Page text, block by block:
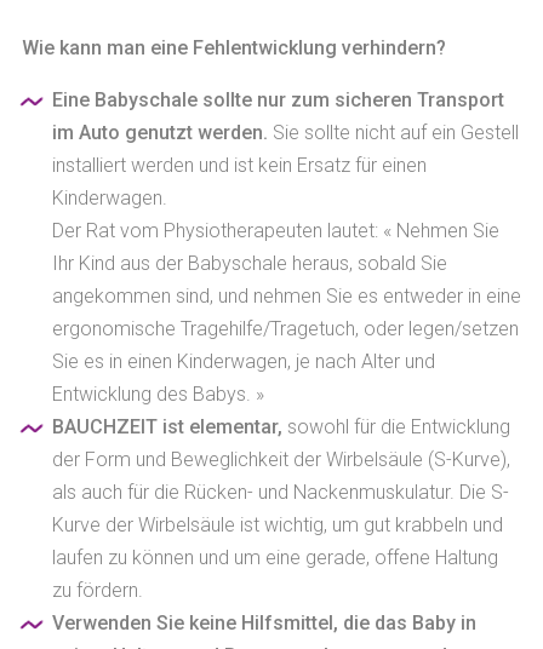
Wie kann man eine Fehlentwicklung verhindern?
Eine Babyschale sollte nur zum sicheren Transport
im Auto genutzt werden. Sie sollte nicht auf ein Gestell
installiert werden und ist kein Ersatz für einen
Kinderwagen.
Der Rat vom Physiotherapeuten lautet: « Nehmen Sie
Ihr Kind aus der Babyschale heraus, sobald Sie
angekommen sind, und nehmen Sie es entweder in eine
ergonomische Tragehilfe/Tragetuch, oder legen/setzen
Sie es in einen Kinderwagen, je nach Alter und
Entwicklung des Babys. »
BAUCHZEIT ist elementar, sowohl für die Entwicklung
der Form und Beweglichkeit der Wirbelsäule (S-Kurve),
als auch für die Rücken- und Nackenmuskulatur. Die S-
Kurve der Wirbelsäule ist wichtig, um gut krabbeln und
laufen zu können und um eine gerade, offene Haltung
zu fördern.
Verwenden Sie keine Hilfsmittel, die das Baby in